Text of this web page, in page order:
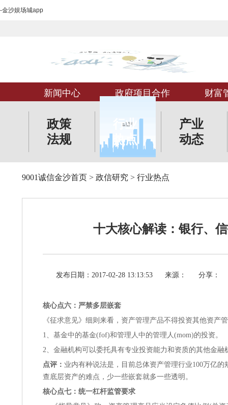
-金沙娱场城app
新闻中心 政府项目合作 财富
政策
法规
行业
热点
产业
动态
9001诚信金沙首页 > 政信研究 > 行业热点
十大核心解读：银行、
发布日期：2017-02-28 13:13:53 来源： 分享：
核心点六：严禁多层嵌套
《征求意见》细则来看，资产管理产品不得投资其他资产
1、基金中的基金(fof)和管理人中的管理人(mom)的投资。
2、金融机构可以委托具有专业投资能力和资质的其他金
点评： 业内有种说法是，目前总体资产管理行业100万亿
查底层资产的难点，少一些嵌套就多一些透明。
核心点七：统一杠杆监管要求